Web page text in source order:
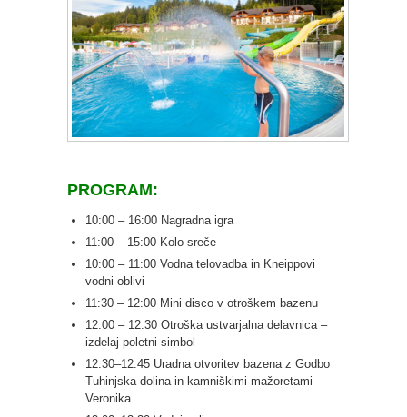
PROGRAM:
10:00 – 16:00 Nagradna igra
11:00 – 15:00 Kolo sreče
10:00 – 11:00 Vodna telovadba in Kneippovi
vodni oblivi
11:30 – 12:00 Mini disco v otroškem bazenu
12:00 – 12:30 Otroška ustvarjalna delavnica –
izdelaj poletni simbol
12:30–12:45 Uradna otvoritev bazena z Godbo
Tuhinjska dolina in kamniškimi mažoretami
Veronika